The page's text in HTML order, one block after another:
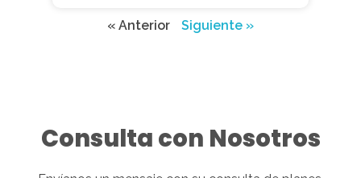
« Anterior Siguiente »
Consulta con Nosotros